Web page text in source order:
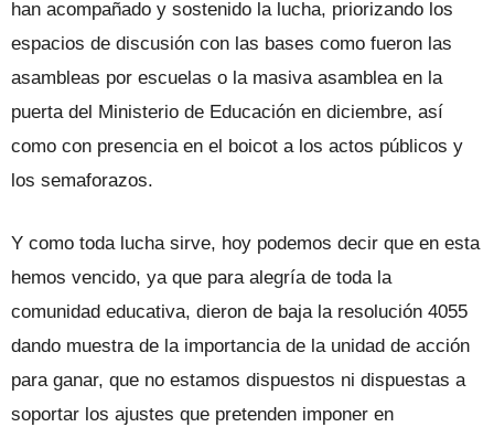
han acompañado y sostenido la lucha, priorizando los
espacios de discusión con las bases como fueron las
asambleas por escuelas o la masiva asamblea en la
puerta del Ministerio de Educación en diciembre, así
como con presencia en el boicot a los actos públicos y
los semaforazos.
Y como toda lucha sirve, hoy podemos decir que en esta
hemos vencido, ya que para alegría de toda la
comunidad educativa, dieron de baja la resolución 4055
dando muestra de la importancia de la unidad de acción
para ganar, que no estamos dispuestos ni dispuestas a
soportar los ajustes que pretenden imponer en